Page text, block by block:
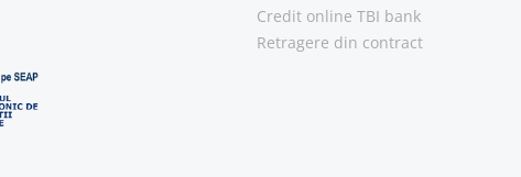
Credit online TBI bank
Retragere din contract